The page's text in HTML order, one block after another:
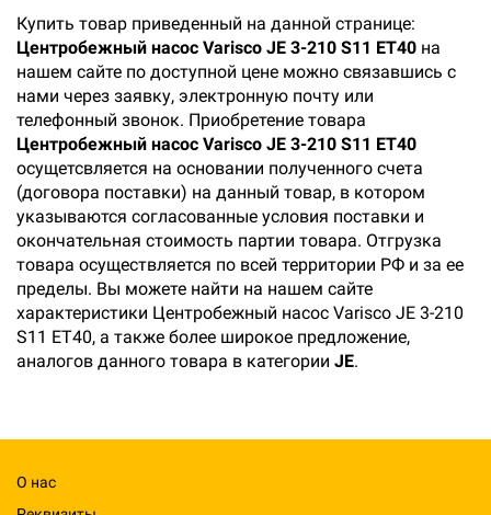
Купить товар приведенный на данной странице:
Центробежный насос Varisco JE 3-210 S11 ET40 на
нашем сайте по доступной цене можно связавшись с
нами через заявку, электронную почту или
телефонный звонок. Приобретение товара
Центробежный насос Varisco JE 3-210 S11 ET40
осущетсвляется на основании полученного счета
(договора поставки) на данный товар, в котором
указываются согласованные условия поставки и
окончательная стоимость партии товара. Отгрузка
товара осуществляется по всей территории РФ и за ее
пределы. Вы можете найти на нашем сайте
характеристики Центробежный насос Varisco JE 3-210
S11 ET40, а также более широкое предложение,
аналогов данного товара в категории JE.
О нас